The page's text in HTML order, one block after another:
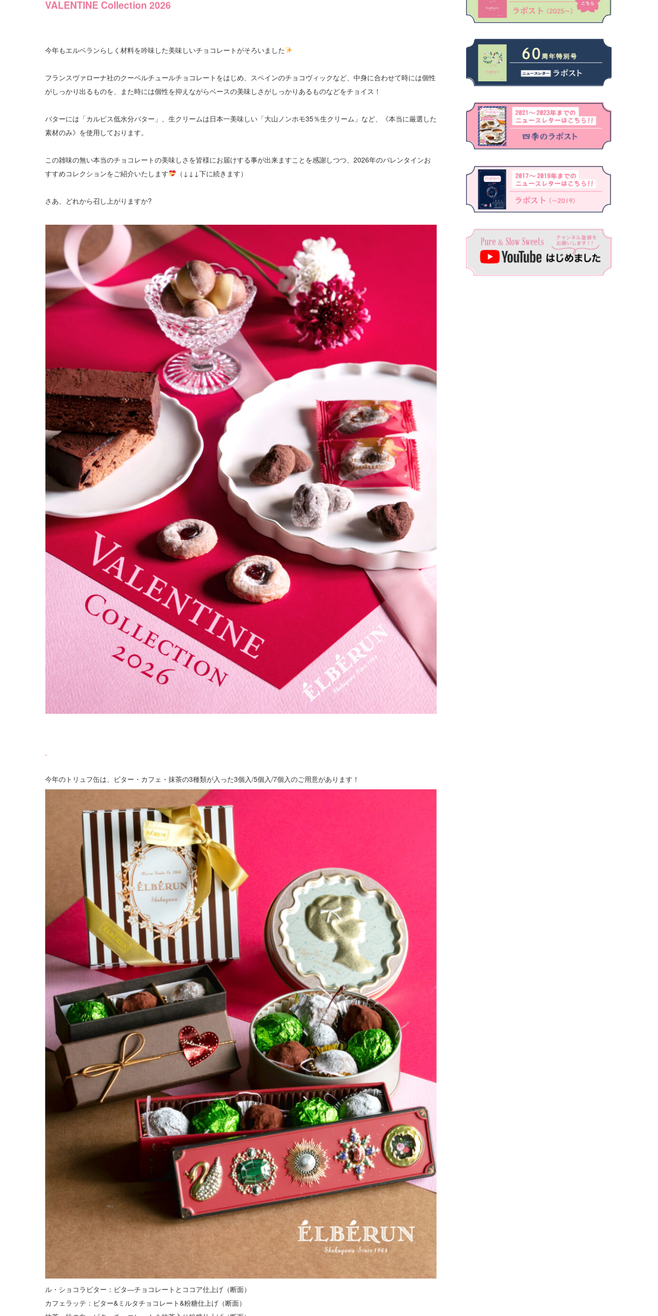
VALENTINE Collection 2026
今年もエルベランらしく材料を吟味した美味しいチョコレートがそろいました
フランスヴァローナ社のクーベルチュールチョコレートをはじめ、スペインのチョコヴィックなど、中身に合わせて時には個性
がしっかり出るものを、また時には個性を抑えながらベースの美味しさがしっかりあるものなどをチョイス！
バターには「カルピス低水分バター」、生クリームは日本一美味しい「大山ノンホモ35％生クリーム」など、《本当に厳選した
素材のみ》を使用しております。
この雑味の無い本当のチョコレートの美味しさを皆様にお届けする事が出来ますことを感謝しつつ、2026年のバレンタインお
すすめコレクションをご紹介いたします
（↓↓↓下に続きます）
さあ、どれから召し上がりますか?
今年のトリュフ缶は、ビター・カフェ・抹茶の3種類が入った3個入/5個入/7個入のご用意があります！
ル・ショコラビター：ビタ―チョコレートとココア仕上げ（断面）
カフェラッテ：ビター&ミルタチョコレート&粉糖仕上げ（断面）